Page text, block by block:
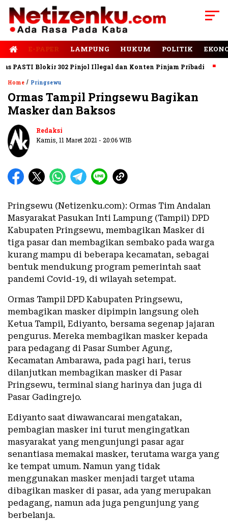
E-PAPER LAMPUNG HUKUM POLITIK
Blokir 302 Pinjol Illegal dan Konten Pinjam Pribadi
Home / Pringsewu
Ormas Tampil Pringsewu Bagikan
Masker dan Baksos
Redaksi
Kamis, 11 Maret 2021 - 20:06 WIB
Pringsewu (Netizenku.com): Ormas Tim Andalan
Masyarakat Pasukan Inti Lampung (Tampil) DPD
Kabupaten Pringsewu, membagikan Masker di
tiga pasar dan membagikan sembako pada warga
kurang mampu di beberapa kecamatan, sebagai
bentuk mendukung program pemerintah saat
pandemi Covid-19, di wilayah setempat.
Ormas Tampil DPD Kabupaten Pringsewu,
membagikan masker dipimpin langsung oleh
Ketua Tampil, Ediyanto, bersama segenap jajaran
pengurus. Mereka membagikan masker kepada
para pedagang di Pasar Sumber Agung,
Kecamatan Ambarawa, pada pagi hari, terus
dilanjutkan membagikan masker di Pasar
Pringsewu, terminal siang harinya dan juga di
Pasar Gadingrejo.
Ediyanto saat diwawancarai mengatakan,
pembagian masker ini turut mengingatkan
masyarakat yang mengunjungi pasar agar
senantiasa memakai masker, terutama warga yang
ke tempat umum. Namun yang tidak
menggunakan masker menjadi target utama
dibagikan masker di pasar, ada yang merupakan
pedagang, namun ada juga pengunjung yang
berbelanja.